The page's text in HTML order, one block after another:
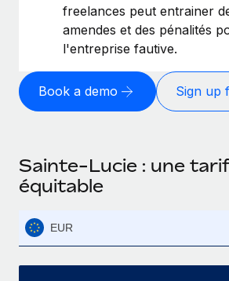
freelances peut entrainer
amendes et des pénalités
l'entreprise fautive.
Book a demo Sign up
Sainte-Lucie : une
équitable
EUR